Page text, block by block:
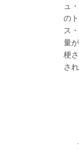
ュ
の
ス
量
梗
さ